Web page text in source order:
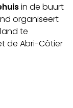
in de buurt
organiseert
te
de Abri-Côtier